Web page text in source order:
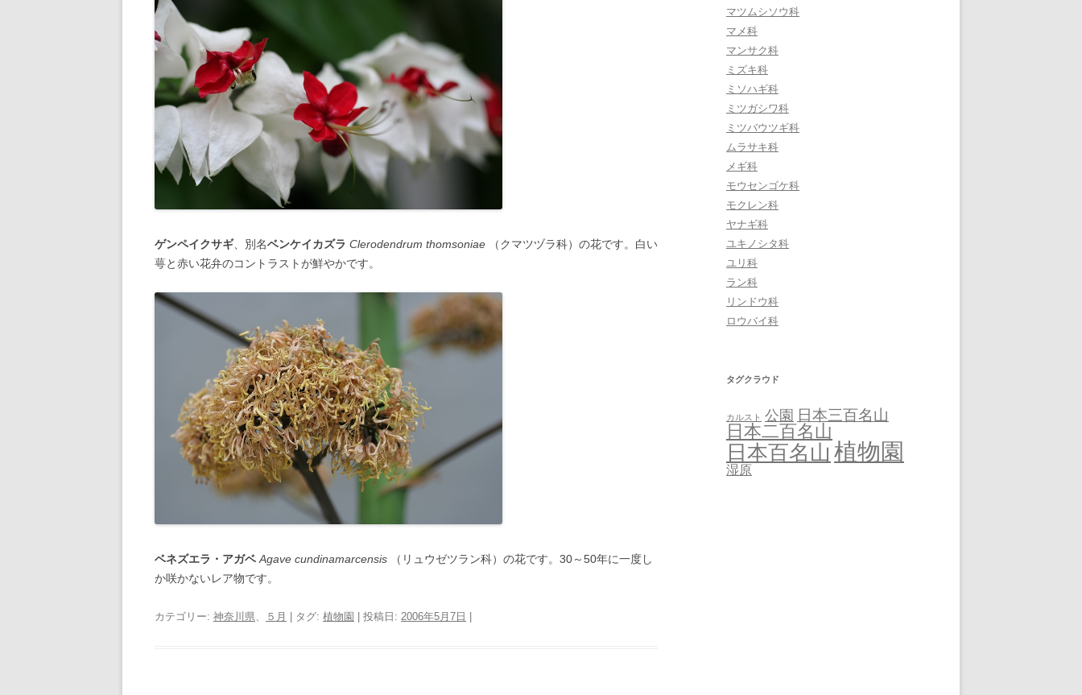
ゲンペイクサギ、別名ベンケイカズラ Clerodendrum thomsoniae （クマツヅラ科）の花です。白い
萼と赤い花弁のコントラストが鮮やかです。
ベネズエラ・アガベ Agave cundinamarcensis （リュウゼツラン科）の花です。30～50年に一度し
か咲かないレア物です。
カテゴリー: 神奈川県、 ５月 | タグ: 植物園 | 投稿日: 2006年5月7日
マツムシソウ科
マメ科
マンサク科
ミズキ科
ミソハギ科
ミツガシワ科
ミツバウツギ科
ムラサキ科
メギ科
モウセンゴケ科
モクレン科
ヤナギ科
ユキノシタ科
ユリ科
ラン科
リンドウ科
ロウバイ科
タグクラウド
カルスト 公園 日本三百名山
日本二百名山
日本百名山 植物園
湿原